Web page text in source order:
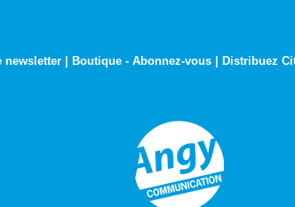
newsletter| Boutique- Abonnez-vous| Distribuez